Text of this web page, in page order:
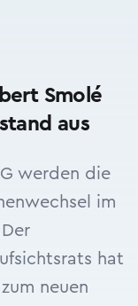
Smolé
aus
werden die
im
hat
neuen